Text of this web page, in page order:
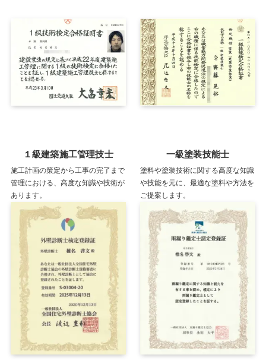
１級建築施工管理技士
施工計画の策定から工事の完了まで
管理における、高度な知識や技術が
あります。
一級塗装技能士
塗料や塗装技術に関する高度な知識
や技能を元に、最適な塗料や方法を
ご提案します。